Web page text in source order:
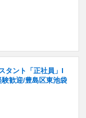
タント「正社員」I
歓迎/豊島区東池袋